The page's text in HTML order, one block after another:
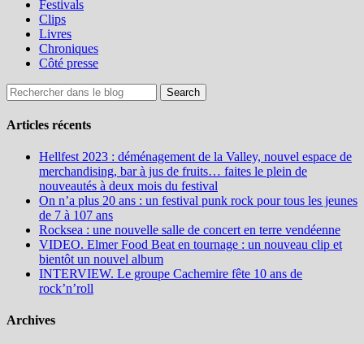
Festivals
Clips
Livres
Chroniques
Côté presse
Articles récents
Hellfest 2023 : déménagement de la Valley, nouvel espace de
merchandising, bar à jus de fruits… faites le plein de
nouveautés à deux mois du festival
On n’a plus 20 ans : un festival punk rock pour tous les jeunes
de 7 à 107 ans
Rocksea : une nouvelle salle de concert en terre vendéenne
VIDEO. Elmer Food Beat en tournage : un nouveau clip et
bientôt un nouvel album
INTERVIEW. Le groupe Cachemire fête 10 ans de
rock’n’roll
Archives